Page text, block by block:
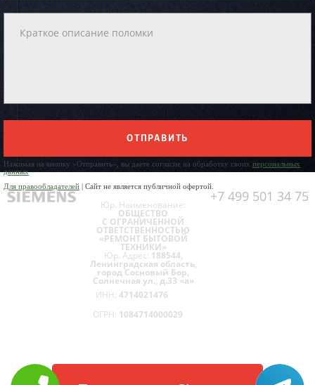
ОТПРАВИТЬ
Нажимая на кнопку «Отправить», вы даете согласие на обработку своих персональных
данных
Для правообладателей | Сайт не является публичной офертой.
+7 499 501 34 75
Юр. Наименование:
ОБЩЕСТВО
С ОГРАНИЧЕННОЙ
ОТВЕТСТВЕННОСТЬЮ
«РЕМОНТ БЫТОВОЙ
ТЕХНИКИ»
Юр. Адрес: 188544,
Ленинградская область,
город Сосновый Бор,
Солнечная ул., д.33 «а»
ИНН: 4714021476
ОГРН: 1084714000029